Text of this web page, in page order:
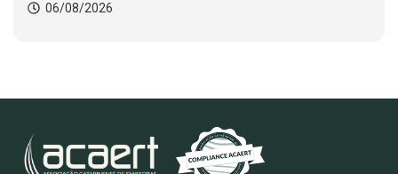
06/08/2026